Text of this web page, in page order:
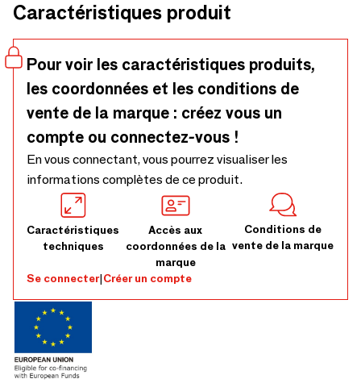
système d'ouverture et de fermeture push and pull, il vous
Caractéristiques produit
Pour voir les caractéristiques produits,
les coordonnées et les conditions de
vente de la marque : créez vous un
compte ou connectez-vous !
En vous connectant, vous pourrez visualiser les
informations complètes de ce produit.
Caractéristiques
techniques
Accès aux
coordonnées de la
marque
Conditions de
vente de la marque
Se connecter|Créer un compte